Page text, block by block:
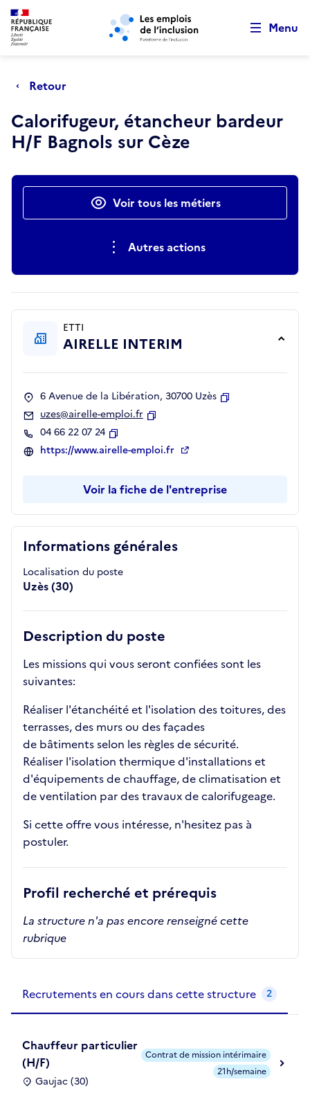
Aller au menu principal Aller au contenu principal
Menu
Retour
Calorifugeur, étancheur bardeur
H/F Bagnols sur Cèze
Actions rapidesVoir tous les métiers
Autres actions
Informations générales
Localisation du poste
Uzès (30)
Description du poste
Les missions qui vous seront confiées sont les
suivantes:
Réaliser l'étanchéité et l'isolation des toitures, des
terrasses, des murs ou des façades
de bâtiments selon les règles de sécurité.
Réaliser l'isolation thermique d'installations et
d'équipements de chauffage, de climatisation et
de ventilation par des travaux de calorifugeage.
Si cette offre vous intéresse, n'hesitez pas à
postuler.
Profil recherché et prérequis
La structure n'a pas encore renseigné cette
rubrique
ETTI
AIRELLE INTERIM
6 Avenue de la Libération, 30700 Uzès
uzes@airelle-emploi.fr
04 66 22 07 24
Copier
https://www.airelle-emploi.fr
Voir la fiche de l'entreprise
Recrutements en cours dans cette structure 2
Chauffeur particulier
(H/F)
Gaujac (30)
Contrat de mission intérimaire
21h/semaine
Retour au début de la page
Panneau de gestion des cookies